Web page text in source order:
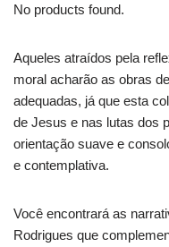
No products found.
Aqueles atraídos pela
moral acharão as obras
adequadas, já que esta
de Jesus e nas lutas dos
orientação suave e
e contemplativa.
Você encontrará as
Rodrigues que